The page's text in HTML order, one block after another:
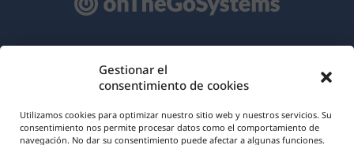
Gestionar el
consentimiento de cookies
Utilizamos cookies para optimizar nuestro sitio web y nuestros servicios. Su
consentimiento nos permite procesar datos como el comportamiento de
navegación. No dar su consentimiento puede afectar a algunas funciones.
RGPD y Política de Privacidad
Únete a nuestro equipo(se
abre